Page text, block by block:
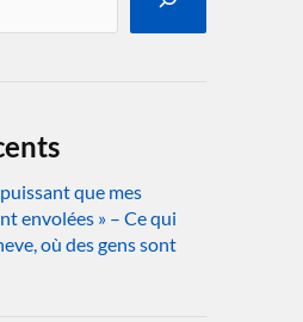
puissant que mes
envolées » – Ce qui
où des gens sont